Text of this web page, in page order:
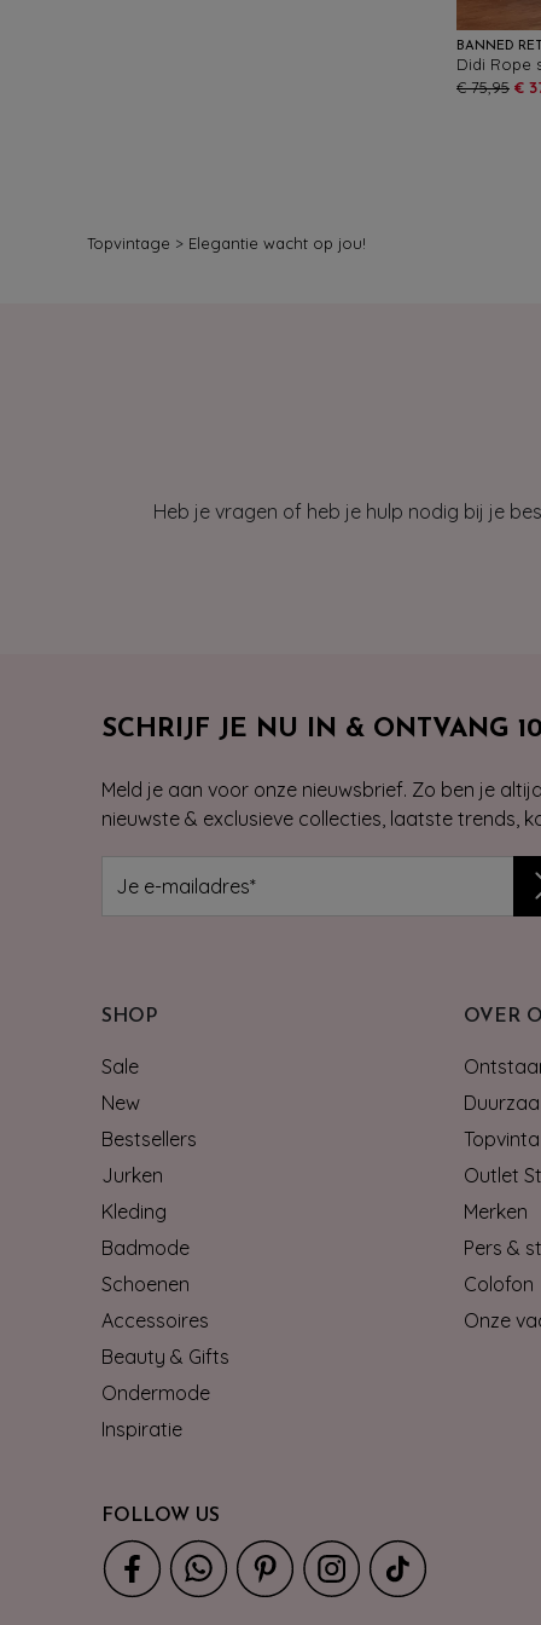
BANNED
Didi Rope
€ 75,95 €
Topvintage > Elegantie wacht op jou!
Heb je vragen of heb je hulp nodig bij je
SCHRIJF JE NU IN & ONTVANG
Meld je aan voor onze nieuwsbrief. Zo ben je
nieuwste & exclusieve collecties, laatste trends,
SHOP
Sale
New
Bestsellers
Jurken
Kleding
Badmode
Schoenen
Accessoires
Beauty & Gifts
Ondermode
Inspiratie
OVER
Outlet
Merken
Pers &
Colofon
Onze
FOLLOW US